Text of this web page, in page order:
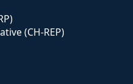
(CH-REP)